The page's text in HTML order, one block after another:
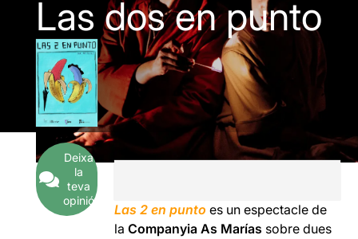
Las dos en punto
Deixa
la
teva
opinió
Las 2 en punto es un espectacle de
laCompanyia As Marías sobre dues